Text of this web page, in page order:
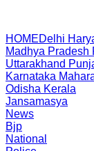
HOMEDelhi
Madhya Pradesh
Uttarakhand
Karnataka
Odisha Kerala
Jansamasya
News
Bjp
National